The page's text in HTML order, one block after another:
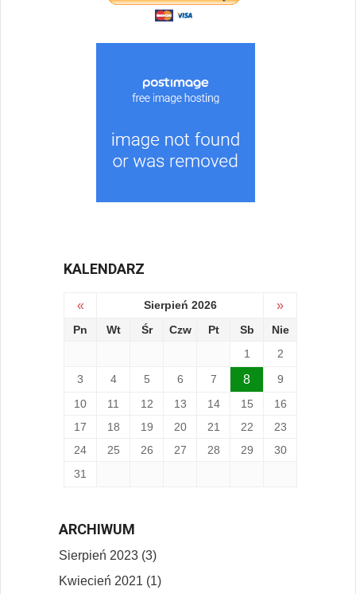
KALENDARZ
« Sierpień 2026 »
Pn Wt Śr Czw Pt Sb
Nie
1
2
3
4 5 6 7 8
9
10
11 12 13 14 15
16
17
18 19 20 21 22
23
24
25 26 27 28 29
30
31
ARCHIWUM
Sierpień 2023 (3)
Kwiecień 2021 (1)